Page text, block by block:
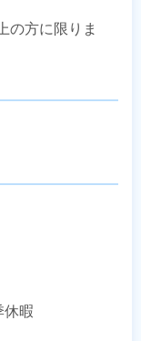
の方に限りま
休暇